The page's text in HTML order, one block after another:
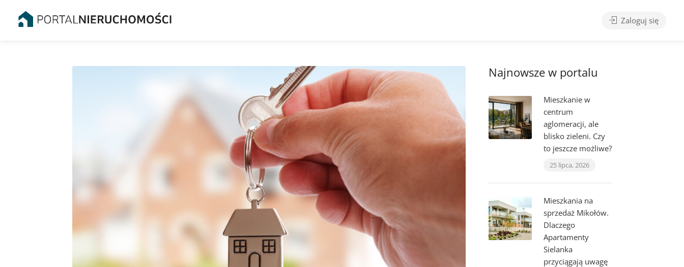
Zaloguj się
Najnowsze w portalu
Mieszkanie w
centrum
aglomeracji, ale
blisko zieleni. Czy
to jeszcze możliwe?
25 lipca, 2026
Mieszkania na
sprzedaż Mikołów.
Dlaczego
Apartamenty
Sielanka
przyciągają uwagę